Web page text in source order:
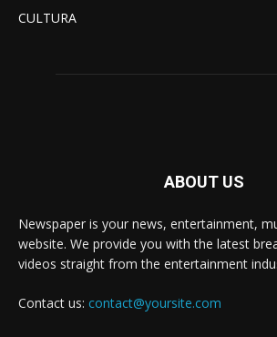
CULTURA
ABOUT US
Newspaper is your news, entertainment,
website. We provide you with the latest
videos straight from the entertainment
Contact us: contact@yoursite.com